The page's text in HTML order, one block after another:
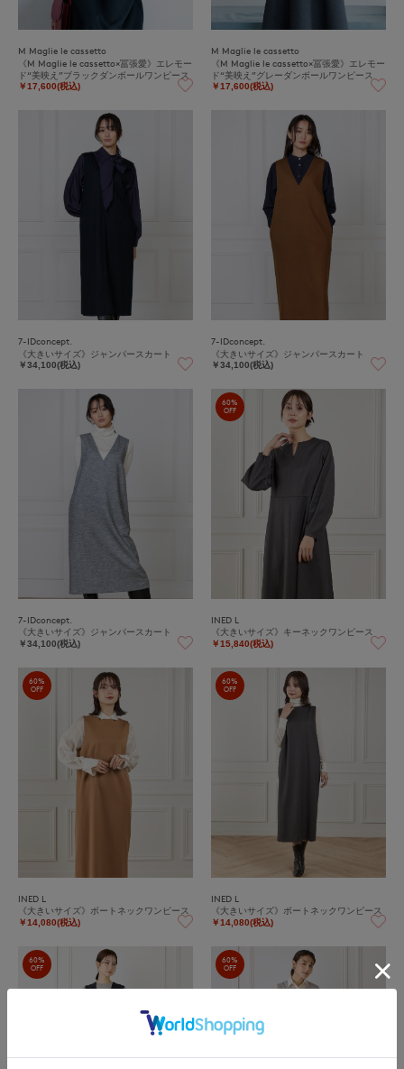
M Maglie le cassetto
《M Maglie le cassetto×冨張愛》エレモー
ド“美映え”ブラックダンボールワンピース
￥17,600(税込)
M Maglie le cassetto
《M Maglie le cassetto×冨張愛》エレモー
ド“美映え”グレーダンボールワンピース
￥17,600(税込)
7-IDconcept.
《大きいサイズ》ジャンパースカート
￥34,100(税込)
7-IDconcept.
《大きいサイズ》ジャンパースカート
￥34,100(税込)
7-IDconcept.
《大きいサイズ》ジャンパースカート
￥34,100(税込)
60%
OFF
INED L
《大きいサイズ》キーネックワンピース
￥15,840(税込)
60%
OFF
INED L
《大きいサイズ》ボートネックワンピース
￥14,080(税込)
60%
OFF
INED L
《大きいサイズ》ボートネックワンピース
￥14,080(税込)
60%
OFF
60%
OFF